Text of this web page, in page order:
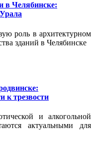
в Челябинске:
роль в архитектурном
зданий в Челябинске
к трезвости
и алкогольной
актуальными для